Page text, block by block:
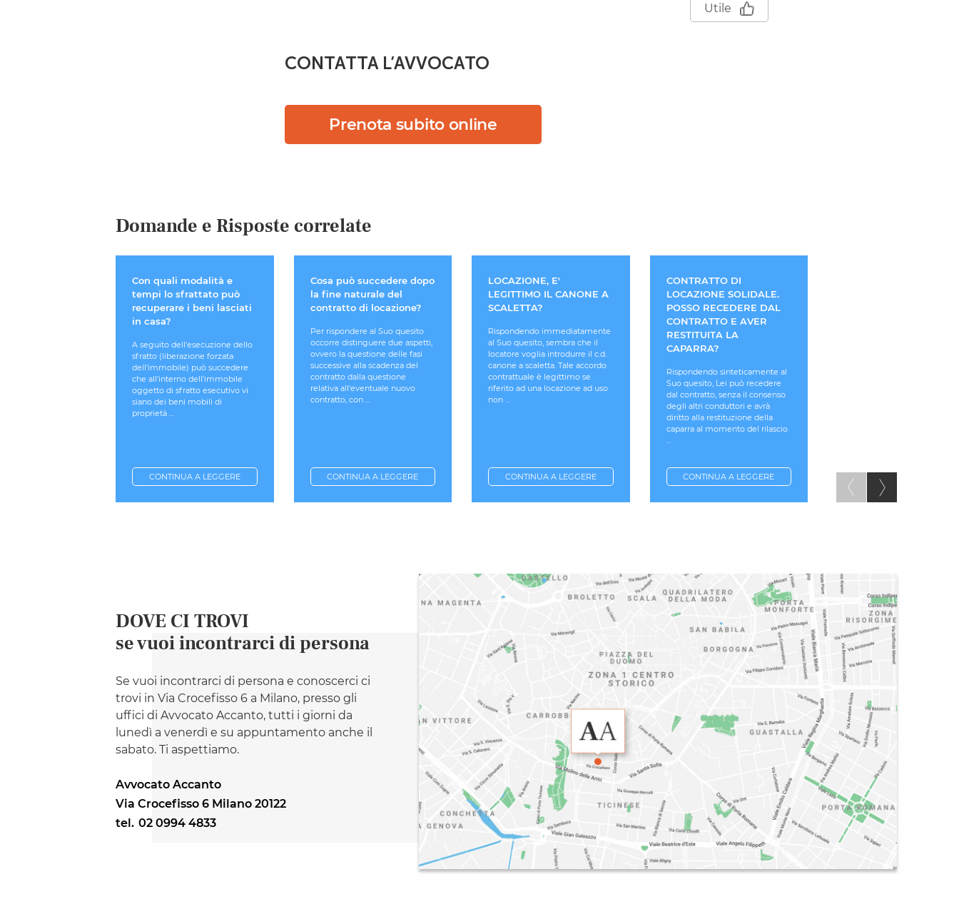
Utile
CONTATTA L’AVVOCATO
Prenota subito online
Domande e Risposte correlate
Con quali modalità e
tempi lo sfrattato può
recuperare i beni lasciati
in casa?
A seguito dell'esecuzione dello
sfratto (liberazione forzata
dell'immobile) può succedere
che all’interno dell’immobile
oggetto di sfratto esecutivo vi
siano dei beni mobili di
proprietà ...
CONTINUA A LEGGERE
Cosa può succedere dopo
la fine naturale del
contratto di locazione?
Per rispondere al Suo quesito
occorre distinguere due aspetti,
ovvero la questione delle fasi
successive alla scadenza del
contratto dalla questione
relativa all'eventuale nuovo
contratto, con ...
CONTINUA A LEGGERE
LOCAZIONE, E'
LEGITTIMO IL CANONE A
SCALETTA?
Rispondendo immediatamente
al Suo quesito, sembra che il
locatore voglia introdurre il c.d.
canone a scaletta. Tale accordo
contrattuale è legittimo se
riferito ad una locazione ad uso
non ...
CONTINUA A LEGGERE
CONTRATTO DI
LOCAZIONE SOLIDALE.
POSSO RECEDERE DAL
CONTRATTO E AVER
RESTITUITA LA
CAPARRA?
Rispondendo sinteticamente al
Suo quesito, Lei può recedere
dal contratto, senza il consenso
degli altri conduttori e avrà
diritto alla restituzione della
caparra al momento del rilascio
...
CONTINUA A LEGGERE CONTINUA A LEGGERE
DOVE CI TROVI
se vuoi incontrarci di persona
Se vuoi incontrarci di persona e conoscerci ci
trovi in Via Crocefisso 6 a Milano, presso gli
uffici di Avvocato Accanto, tutti i giorni da
lunedì a venerdì e su appuntamento anche il
sabato. Ti aspettiamo.
Avvocato Accanto
Via Crocefisso 6 Milano 20122
tel. 02 0994 4833